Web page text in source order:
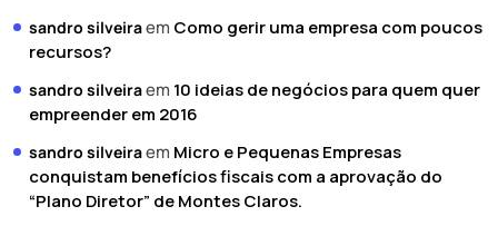
sandro silveiraem Como gerir uma empresa com poucos
recursos?
sandro silveiraem 10 ideias de negócios para quem quer
empreender em 2016
sandro silveiraem Micro e Pequenas Empresas
conquistam benefícios fiscais com a aprovação do
“Plano Diretor” de Montes Claros.